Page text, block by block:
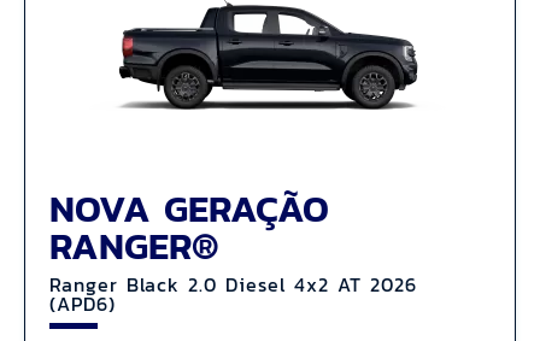
NOVA GERAÇÃO
RANGER®
Ranger Black 2.0 Diesel 4x2 AT 2026
(APD6)